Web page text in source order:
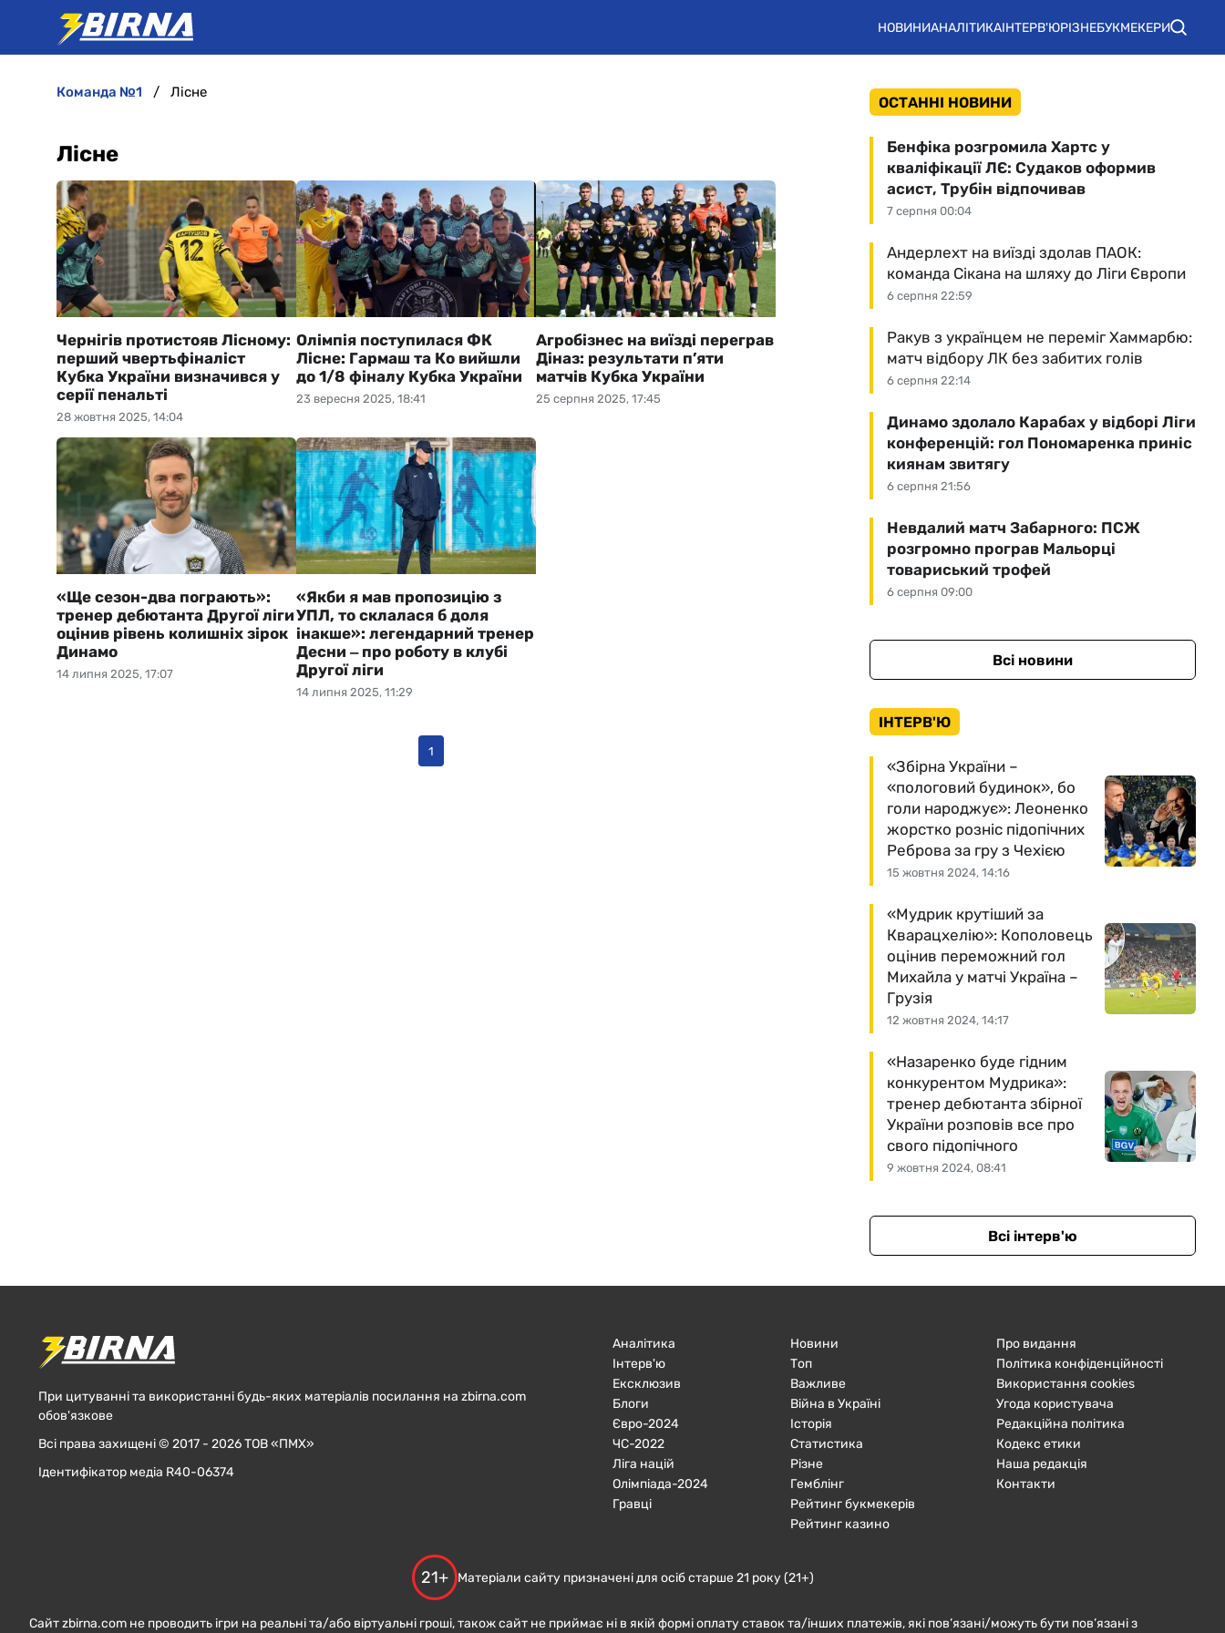
НОВИНИАНАЛІТИКАІНТЕРВ'ЮРІЗНЕБУКМЕКЕРИ
команда №1 Лісне
Лісне
28 жовтня 2025, 14:04
Чернігів протистояв Лісному:
перший чвертьфіналіст
Кубка України визначився у
серії пенальті
23 вересня 2025, 18:41
Олімпія поступилася ФК
Лісне: Гармаш та Ко вийшли
до 1/8 фіналу Кубка України
25 серпня 2025, 17:45
Агробізнес на виїзді переграв
Діназ: результати п’яти
матчів Кубка України
14 липня 2025, 17:07
«Ще сезон-два пограють»:
тренер дебютанта Другої ліги
оцінив рівень колишніх зірок
Динамо
14 липня 2025, 11:29
«Якби я мав пропозицію з
УПЛ, то склалася б доля
інакше»: легендарний тренер
Десни ‒ про роботу в клубі
Другої ліги
1
ОСТАННІ НОВИНИ
7 серпня 00:04
Бенфіка розгромила Хартс у
кваліфікації ЛЄ: Судаков оформив
асист, Трубін відпочивав
6 серпня 22:59
Андерлехт на виїзді здолав ПАОК:
команда Сікана на шляху до Ліги Європи
6 серпня 22:14
Ракув з українцем не переміг Хаммарбю:
матч відбору ЛК без забитих голів
6 серпня 21:56
Динамо здолало Карабах у відборі Ліги
конференцій: гол Пономаренка приніс
киянам звитягу
6 серпня 09:00
Невдалий матч Забарного: ПСЖ
розгромно програв Мальорці
товариський трофей
Всі новини
ІНТЕРВ'Ю
15 жовтня 2024, 14:16
«Збірна України –
«пологовий будинок», бо
голи народжує»: Леоненко
жорстко розніс підопічних
Реброва за гру з Чехією
12 жовтня 2024, 14:17
«Мудрик крутіший за
Кварацхелію»: Кополовець
оцінив переможний гол
Михайла у матчі Україна –
Грузія
9 жовтня 2024, 08:41
«Назаренко буде гідним
конкурентом Мудрика»:
тренер дебютанта збірної
України розповів все про
свого підопічного
Всі інтерв'ю
При цитуванні та використанні будь-яких матеріалів посилання на zbirna.com
обов'язкове
Всі права захищені © 2017 - 2026 ТОВ «ПМХ»
Ідентифікатор медіа R40-06374
Аналітика
Інтерв'ю
Ексклюзив
Блоги
Євро-2024
ЧC-2022
Ліга націй
Олімпіада-2024
Гравці
Новини
Топ
Важливе
Війна в Україні
Історія
Статистика
Різне
Гемблінг
Рейтинг букмекерів
Рейтинг казино
Про видання
Політика конфіденційності
Використання cookies
Угода користувача
Редакційна політика
Кодекс етики
Наша редакція
Контакти
21+ Матеріали сайту призначені для осіб старше 21 року (21+)
Сайт zbirna.com не проводить ігри на реальні та/або віртуальні гроші, також сайт не приймає ні в якій формі оплату ставок та/інших платежів, які пов’язані/можуть бути пов’язані з